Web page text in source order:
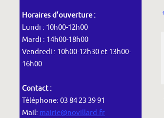
Horaires d’ouverture :
Lundi : 10h00-12h00
Mardi : 14h00-18h00
Vendredi : 10h00-12h30 et 13h00-
16h00
Contact :
Téléphone: 03 84 23 39 91
Mail: mairie@novillard.fr